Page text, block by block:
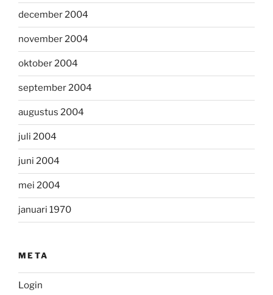
december 2004
november 2004
oktober 2004
september 2004
augustus 2004
juli 2004
juni 2004
mei 2004
januari 1970
META
Login